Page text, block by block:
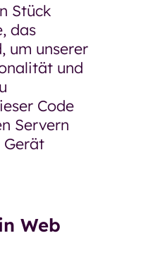
Stück
das
um unserer
und
Code
Servern
Web